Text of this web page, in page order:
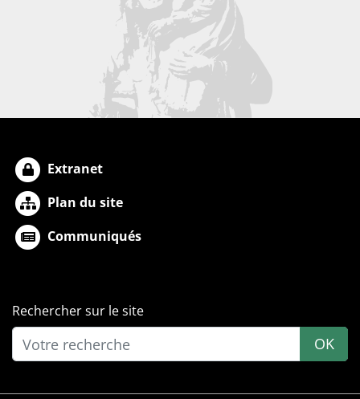
Extranet
Plan du site
Communiqués
Rechercher sur le site
OK